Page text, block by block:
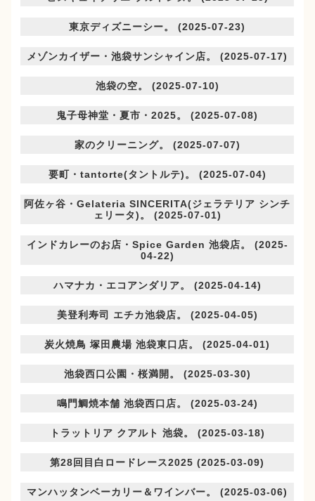
東京ディズニーシー。 (2025-07-23)
メゾンカイザー・池袋サンシャイン店。 (2025-07-17)
池袋の空。 (2025-07-10)
鬼子母神堂・夏市・2025。 (2025-07-08)
家のクリーニング。 (2025-07-07)
要町・tantorte(タントルテ)。 (2025-07-04)
阿佐ヶ谷・Gelateria SINCERITA(ジェラテリア シンチ
ェリータ)。 (2025-07-01)
インドカレーのお店・Spice Garden 池袋店。 (2025-
04-22)
ハマナカ・エコアンダリア。 (2025-04-14)
美登利寿司 エチカ池袋店。 (2025-04-05)
炭火焼鳥 塚田農場 池袋東口店。 (2025-04-01)
池袋西口公園・桜満開。 (2025-03-30)
鳴門鯛焼本舗 池袋西口店。 (2025-03-24)
トラットリア クアルト 池袋。 (2025-03-18)
第28回目白ロードレース2025 (2025-03-09)
マンハッタンベーカリー＆ワインバー。 (2025-03-06)